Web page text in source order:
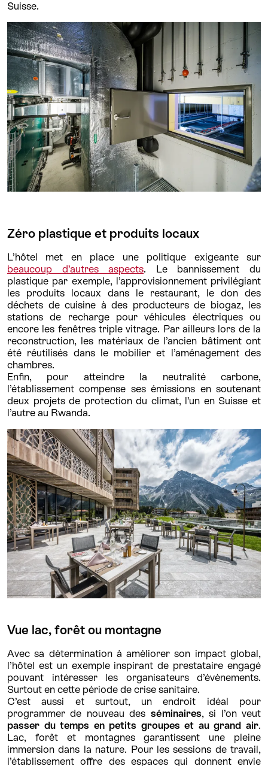
Suisse.
Zéro plastique et produits locaux
L’hôtel met en place une politique exigeante sur
beaucoup d’autres aspects. Le bannissement du
plastique par exemple, l’approvisionnement privilégiant
les produits locaux dans le restaurant, le don des
déchets de cuisine à des producteurs de biogaz, les
stations de recharge pour véhicules électriques ou
encore les fenêtres triple vitrage. Par ailleurs lors de la
reconstruction, les matériaux de l’ancien bâtiment ont
été réutilisés dans le mobilier et l’aménagement des
chambres.
Enfin, pour atteindre la neutralité carbone,
l’établissement compense ses émissions en soutenant
deux projets de protection du climat, l’un en Suisse et
l’autre au Rwanda.
Vue lac, forêt ou montagne
Avec sa détermination à améliorer son impact global,
l’hôtel est un exemple inspirant de prestataire engagé
pouvant intéresser les organisateurs d’évènements.
Surtout en cette période de crise sanitaire.
C’est aussi et surtout, un endroit idéal pour
programmer de nouveau des séminaires, si l’on veut
passer du temps en petits groupes et au grand air.
Lac, forêt et montagnes garantissent une pleine
immersion dans la nature. Pour les sessions de travail,
l’établissement offre des espaces qui donnent envie